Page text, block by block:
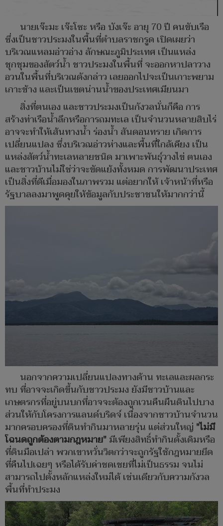
นายเจ๊ะมะ เจ๊ะโซะ หรือ บังเจ๊ะ อายุ 70 ปี คนขับเรือ
ซึ่งเป็นชาวประมงในพื้นที่ตำบลราชกรูด เปิดเผยว่า
บริเวณแหลมอ่าวอ่าง ลักษณะภูมิประเทศ เป็นแหล่ง
ชุกชุมของสัตว์น้ำ ชาวประมงในพื้นที่ จะออกหาปลาวาง
อวนในพื้นที่บริเวณดังกล่าว เลยออกไปจะเป็นเกาะพยาม
เกาะช้าง และเป็นเขตน่านน้ำของประเทศเมียนมา
สิ่งที่ตนเอง และชาวประมงเป็นกังวลนั่นก็คือ การ
สร้างท่าเรือน้ำลึกหรือการถมทะเล เป็นจำนวนหลายสิบไร่
อาจจะทำให้เส้นทางน้ำ ร่องน้ำ สันดอนทราย เกิดการ
เปลี่ยนแปลง ซึ่งบริเวณอ่าวห่างและพื้นที่ใกล้เคียง เป็น
แหล่งสัตว์น้ำทะเลหลายชนิด มาเพาะพันธุ์วางไข่ ตนเอง
และชาวบ้านไม่ใช่ว่าจะขัดแย้งทั้งหมด การพัฒนาประเทศ
เป็นสิ่งที่ดีเมื่อมองในภาพรวม แต่อยากให้ เจ้าหน้าที่หรือ
รัฐบาลลงมาพูดคุยให้ข้อมูลกับประชาชนให้มากกว่านี้
นอกจากความเปลี่ยนแปลงทางด้าน ทะเลและผลกระ
ทบ ที่อาจจะเกิดขึ้นกับชาวประมง ยังมีชาวบ้านและ
เกษตรกรที่อยู่บนบกที่อาจจะต้องถูกเวนคืนผืนดินไปบาง
ส่วนให้กับโครงการแลนด์บริดจ์ เนื่องจากชาวบ้านจำนวน
มากครอบครองที่ดินทำกินมาหลายรุ่น แต่ส่วนใหญ่ "ไม่มี
โฉนดถูกต้องตามกฎหมาย"มีเพียงสิทธิ์ทำกินดั้งเดิมหรือ
ที่ดินมือเปล่า พวกเขาหวั่นวิตกว่าจะถูกรัฐใช้กฎหมายยึด
ที่คืนไปเฉยๆ หรือได้รับค่าชดเชยที่ไม่เป็นธรรม จนไม่
สามารถไปตั้งหลักแหล่งใหม่ได้ เช่นเดียวกับความกังวล
พื้นที่ทำประมง